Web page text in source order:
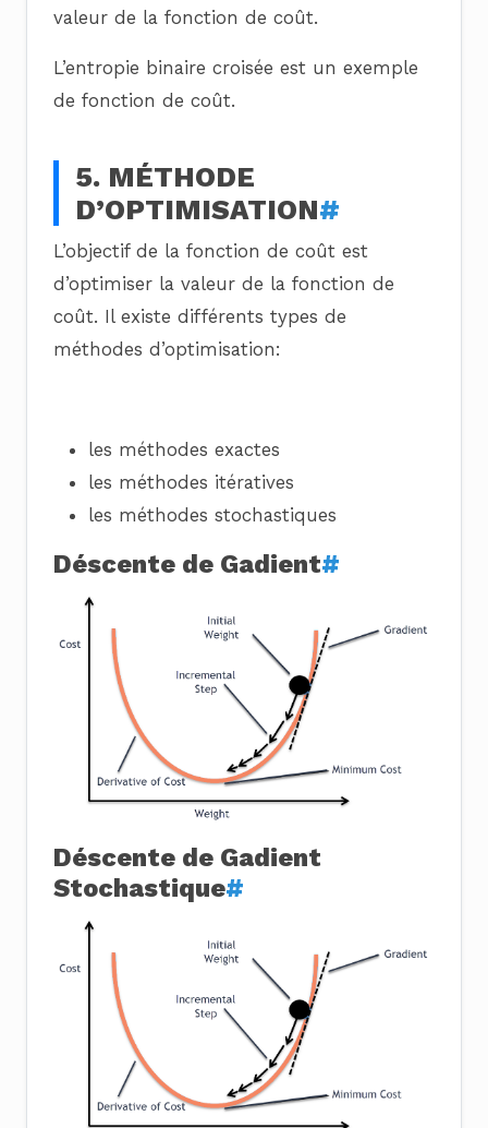
valeur de la fonction de coût.
L’entropie binaire croisée est un exemple
de fonction de coût.
5. MÉTHODE
D’OPTIMISATION#
L’objectif de la fonction de coût est
d’optimiser la valeur de la fonction de
coût. Il existe différents types de
méthodes d’optimisation:
les méthodes exactes
les méthodes itératives
les méthodes stochastiques
Déscente de Gadient#
Déscente de Gadient
Stochastique#